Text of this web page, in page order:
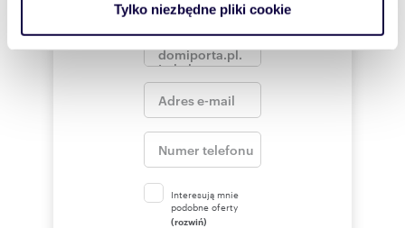
korzystasz z naszej witryny, udostępniamy partnerom
Partnerzy mogą połączyć te informacje z innymi danymi
otrzymanymi od Ciebie lub uzyskanymi podczas
korzystania z ich usług.
Tylko niezbędne pliki cookie
Interesują mnie
podobne oferty
(rozwiń)